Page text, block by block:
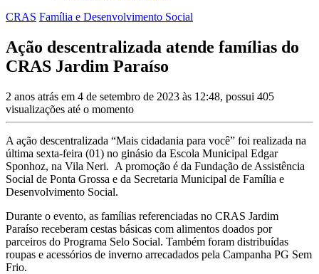
CRAS Família e Desenvolvimento Social
Ação descentralizada atende famílias do
CRAS Jardim Paraíso
2 anos atrás em 4 de setembro de 2023 às 12:48, possui 405
visualizações até o momento
A ação descentralizada “Mais cidadania para você” foi realizada na
última sexta-feira (01) no ginásio da Escola Municipal Edgar
Sponhoz, na Vila Neri. A promoção é da Fundação de Assistência
Social de Ponta Grossa e da Secretaria Municipal de Família e
Desenvolvimento Social.
Durante o evento, as famílias referenciadas no CRAS Jardim
Paraíso receberam cestas básicas com alimentos doados por
parceiros do Programa Selo Social. Também foram distribuídas
roupas e acessórios de inverno arrecadados pela Campanha PG Sem
Frio.